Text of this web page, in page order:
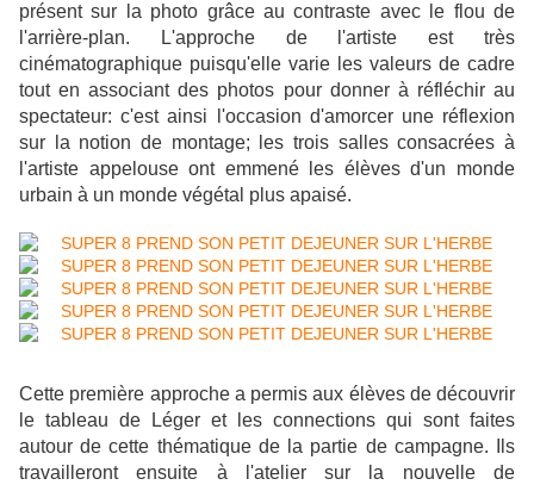
présent sur la photo grâce au contraste avec le flou de
l'arrière-plan. L'approche de l'artiste est très
cinématographique puisqu'elle varie les valeurs de cadre
tout en associant des photos pour donner à réfléchir au
spectateur: c'est ainsi l'occasion d'amorcer une réflexion
sur la notion de montage; les trois salles consacrées à
l'artiste appelouse ont emmené les élèves d'un monde
urbain à un monde végétal plus apaisé.
Cette première approche a permis aux élèves de découvrir
le tableau de Léger et les connections qui sont faites
autour de cette thématique de la partie de campagne. Ils
travailleront ensuite à l'atelier sur la nouvelle de